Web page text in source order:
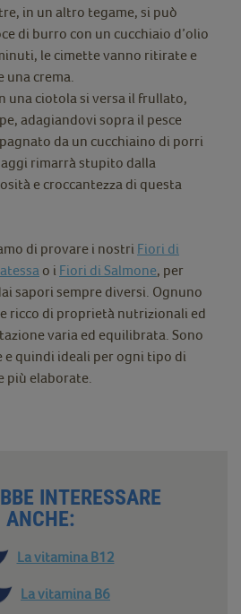
in un altro tegame, si può
di burro con un cucchiaio d’olio
le cimette vanno ritirate e
crema.
una ciotola si versa il frullato,
adagiandovi sopra il pesce
da un cucchiaino di porri
rimarrà stupito dalla
e croccantezza di questa
di provare i nostri Fiori di
o i Fiori di Salmone, per
sapori sempre diversi. Ognuno
ricco di proprietà nutrizionali ed
varia ed equilibrata. Sono
quindi ideali per ogni tipo di
più elaborate.
INTERESSARE
ANCHE:
La vitamina B12
La vitamina B6